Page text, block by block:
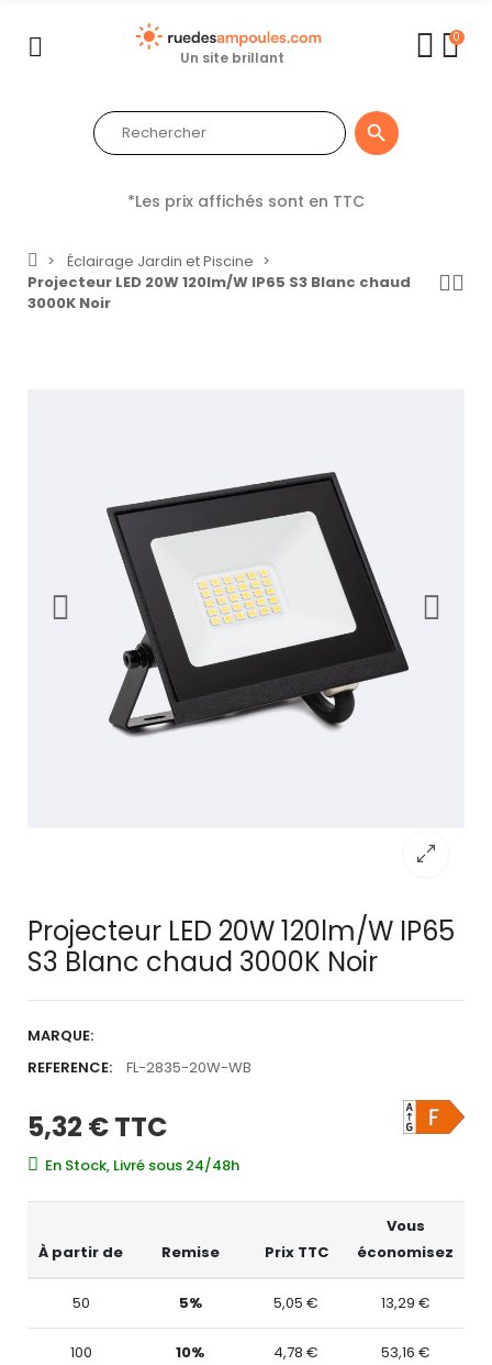
Un site brillant
0

*Les prix affichés sont en TTC
Éclairage Jardin et Piscine
Projecteur LED 20W 120lm/W IP65 S3 Blanc chaud
3000K Noir
Projecteur LED 20W 120lm/W IP65
S3 Blanc chaud 3000K Noir
MARQUE:
REFERENCE:
FL-2835-20W-WB
5,32 €TTC
En Stock, Livré sous 24/48h
À partir de Remise Prix TTC
Vous
économisez
50 5% 5,05 € 13,29 €
100 10% 4,78 € 53,16 €